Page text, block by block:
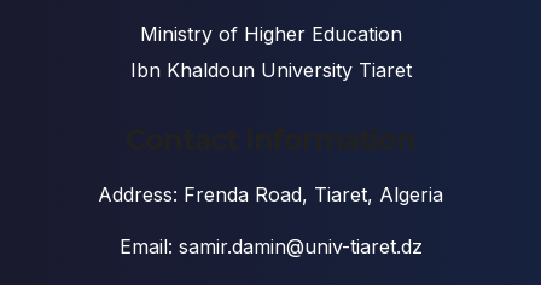
Ministry of Higher Education
Ibn Khaldoun University Tiaret
Contact Information
Address: Frenda Road, Tiaret, Algeria
Email: samir.damin@univ-tiaret.dz